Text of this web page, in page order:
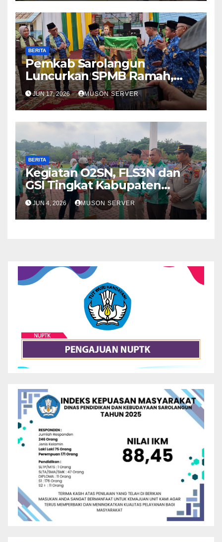
BERITA
Pemkab Sarolangun
Luncurkan SPMB Ramah,
Wujudkan Penerimaan
Murid Baru yang Bersih dan
Akuntabel
JUN 17, 2026 MUSON SERVER
BERITA
Kegiatan O2SN, FLS3N dan
GSI Tingkat Kabupaten
Sarolangun Resmi Dibuka
Bupati Sarolangun
JUN 4, 2026 MUSON SERVER